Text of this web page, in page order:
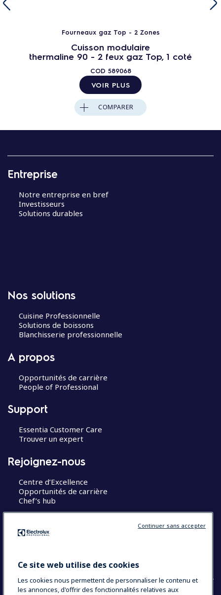
Fourneaux gaz Top - 2 Zones
Cuisson modulaire
thermaline 90 - 2 feux gaz Top, 1 coté
COD 589068
VOIR PLUS
COMPARER
Entreprise
Notre entreprise en bref
Investisseurs
Solutions durables
Nos solutions
Cuisine Professionnelle
Solutions de boissons
Blanchisserie professionnelle
A propos
Opportunités de carrière
People of Professional
Support
Essentia Customer Care
Trouver un expert
Rejoignez-nous
Centre d’Excellence
Opportunités de carrière
Chef’s hub
Ce site web utilise des cookies
Les cookies nous permettent de personnaliser le contenu et
les annonces, d'offrir des fonctionnalités relatives aux
Continuer sans accepter